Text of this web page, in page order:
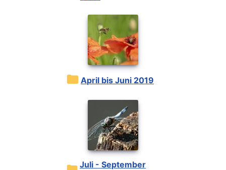
April bis Juni 2019
Juli - September